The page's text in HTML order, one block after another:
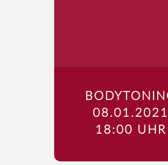
08.01.2021
18:00 UHR